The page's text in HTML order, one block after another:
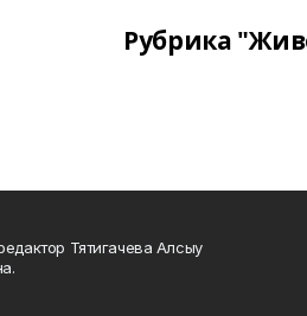
Рубрика
Тятигачева Алсыу